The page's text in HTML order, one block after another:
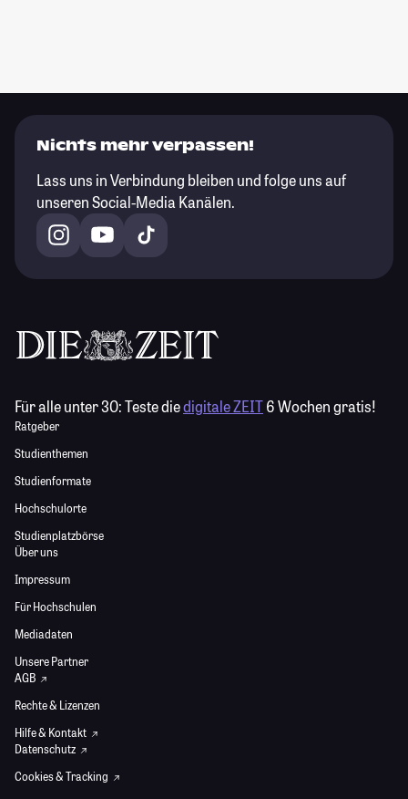
Nichts mehr verpassen!
Lass uns in Verbindung bleiben und folge uns auf
unseren Social-Media Kanälen.
Für alle unter 30:Teste diedigitale ZEIT6 Wochen gratis!
Ratgeber
Studienthemen
Studienformate
Hochschulorte
Studienplatzbörse
Über uns
Impressum
Für Hochschulen
Mediadaten
Unsere Partner
AGB
Rechte & Lizenzen
Hilfe & Kontakt
Datenschutz
Cookies & Tracking